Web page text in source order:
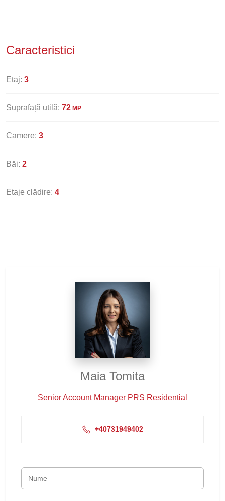
Caracteristici
Etaj: 3
Suprafață utilă: 72 MP
Camere: 3
Băi: 2
Etaje clădire: 4
Maia Tomita
Senior Account Manager PRS Residential
+40731949402